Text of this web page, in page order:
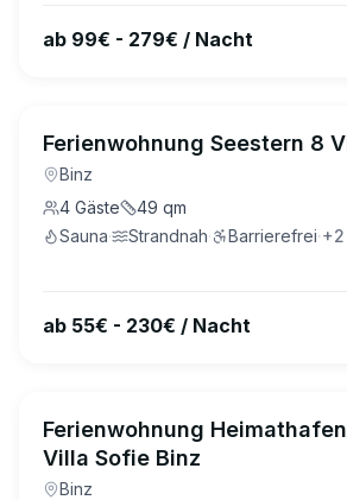
ab 99€ - 279€ / Nacht
Ferienwohnung Seestern 8
Binz
4 Gäste 49 qm
Sauna· Strandnah· Barrierefrei·+2
ab 55€ - 230€ / Nacht
Ferienwohnung
Villa Sofie Binz
Binz